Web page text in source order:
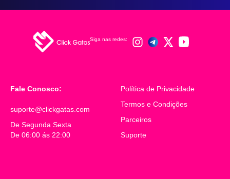
Siga nas redes:
Fale Conosco:
Fale Conosco
suporte@clickgatas.com
De Segunda Sexta
De 06:00 ás 22:00
Política de
Política de Privacidade
Termos e Condições
Termos e Condições
Parceiros
Parceiros
Suporte
Suporte